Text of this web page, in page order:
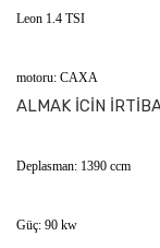
Leon 1.4 TSI
motoru:
ALMAK İCİN
Güç: